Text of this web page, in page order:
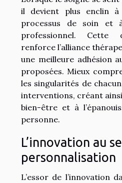
il devient plus enclin à
processus de soin et
professionnel. Cette
renforce l’alliance
une meilleure adhésion
proposées. Mieux
les singularités de
interventions, créant
bien-être et à
personne.
L’innovation au
personnalisation
L’essor de l’innovation